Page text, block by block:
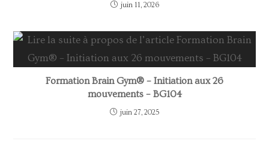
juin 11, 2026
Formation Brain Gym® – Initiation aux 26
mouvements – BG104
juin 27, 2025